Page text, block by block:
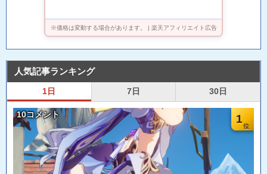
※価格は変動する場合があります。 | 楽天アフィリエイト広告
人気記事ランキング
1日 7日 30日
1
10コメント